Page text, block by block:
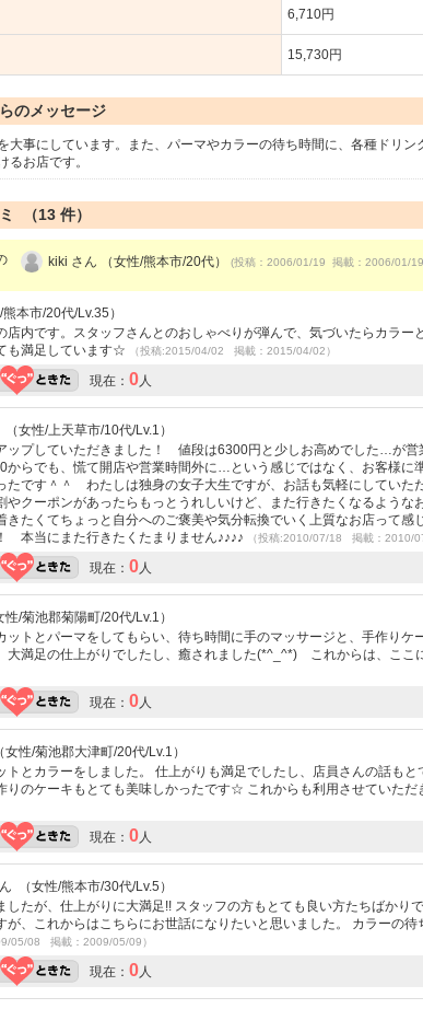
6,710円
15,730円
のメッセージ
大事にしています。また、パーマやカラーの待ち時間に、各種ドリ
るお店です。
（13 件）
kiki さん （女性/熊本市/20代） (投稿：2006/01/19 掲載：2006/01/
本市/20代/Lv.35）
店内です。スタッフさんとのおしゃべりが弾んで、気づいたらカラ
も満足しています☆
（投稿:2015/04/02 掲載：2015/04/02）
現在： 0人
女性/上天草市/10代/Lv.1）
ップしていただきました！ 値段は6300円と少しお高めでした…が営
からでも、慌て開店や営業時間外に…という感じではなく、お客様に
たです＾＾ わたしは独身の女子大生ですが、お話も気軽にしていた
クーポンがあったらもっとうれしいけど、また行きたくなるよう
たくてちょっと自分へのご褒美や気分転換でいく上質なお店って
本当にまた行きたくたまりません♪♪♪♪
（投稿:2010/07/18 掲載：2010/
現在： 0人
/菊池郡菊陽町/20代/Lv.1）
ットとパーマをしてもらい、待ち時間に手のマッサージと、手作り
大満足の仕上がりでしたし、癒されました(*^_^*) これからは、ここ
現在： 0人
性/菊池郡大津町/20代/Lv.1）
トとカラーをしました。 仕上がりも満足でしたし、店員さんの話も
のケーキもとても美味しかったです☆ これからも利用させていただ
現在： 0人
（女性/熊本市/30代/Lv.5）
したが、仕上がりに大満足!! スタッフの方もとても良い方たちばかり
が、これからはこちらにお世話になりたいと思いました。 カラーの
05/08 掲載：2009/05/09）
現在： 0人